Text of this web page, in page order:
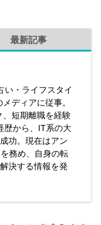
最新記事
い・ライフスタイ
ディアに従事。
短期離職を経験
歴から、IT系の大
功。現在はアン
務め、自身の転
決する情報を発